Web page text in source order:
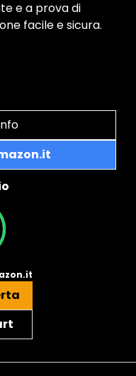
e a prova di
facile e sicura.